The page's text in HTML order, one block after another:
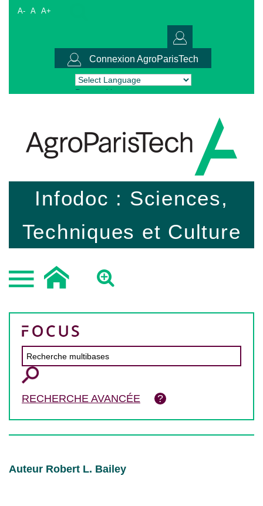
A- A A+
Connexion AgroParisTech
Powered by Translate
Infodoc : Sciences,
Techniques et Culture
RECHERCHE AVANCÉE
Auteur Robert L. Bailey